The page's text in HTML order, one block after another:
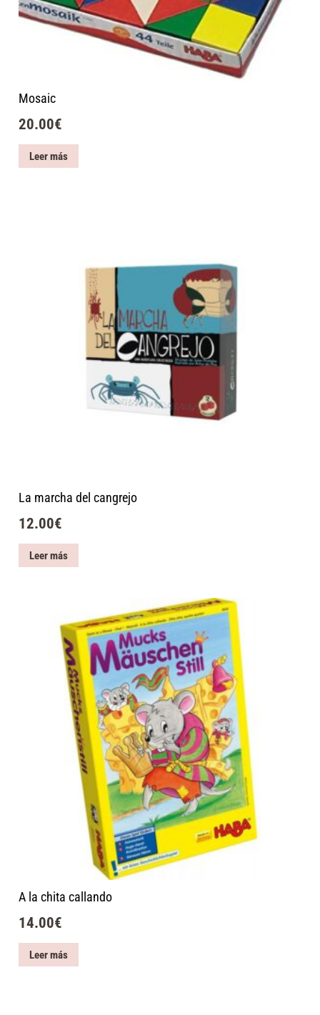
Mosaic
20.00€
Leer más
La marcha del cangrejo
12.00€
Leer más
A la chita callando
14.00€
Leer más